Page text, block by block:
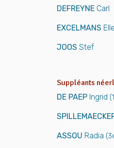
DEFREYNE Carl
EXCELMANS
JOOS Stef
Suppléants
DE PAEP Ingrid
ASSOU Radia